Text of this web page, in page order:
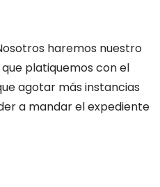
haremos nuestro
platiquemos con el
agotar más instancias
a mandar el expediente